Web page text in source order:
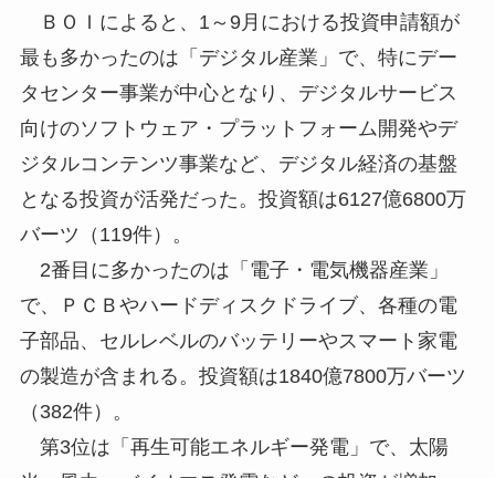
ＢＯＩによると、1～9月における投資申請額が
最も多かったのは「デジタル産業」で、特にデー
タセンター事業が中心となり、デジタルサービス
向けのソフトウェア・プラットフォーム開発やデ
ジタルコンテンツ事業など、デジタル経済の基盤
となる投資が活発だった。投資額は6127億6800万
バーツ（119件）。
2番目に多かったのは「電子・電気機器産業」
で、ＰＣＢやハードディスクドライブ、各種の電
子部品、セルレベルのバッテリーやスマート家電
の製造が含まれる。投資額は1840億7800万バーツ
（382件）。
第3位は「再生可能エネルギー発電」で、太陽